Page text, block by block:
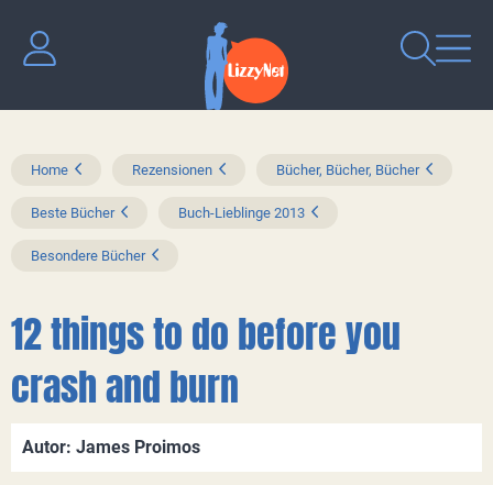
Home Rezensionen Bücher, Bücher, Bücher
Beste Bücher Buch-Lieblinge 2013
Besondere Bücher
12 things to do before you
crash and burn
Autor: James Proimos